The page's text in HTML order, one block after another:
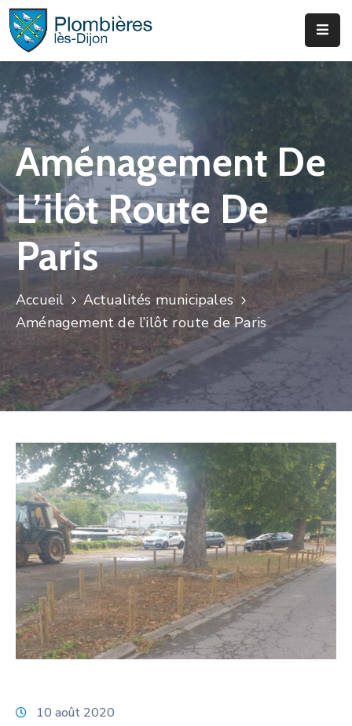
Municipalité
Services
Que
Faire
?
Infos
&
Actus
Aménagement De
L’ilôt Route De
Paris
Accueil
Actualités municipales
Aménagement de l’ilôt route de Paris
10 août 2020